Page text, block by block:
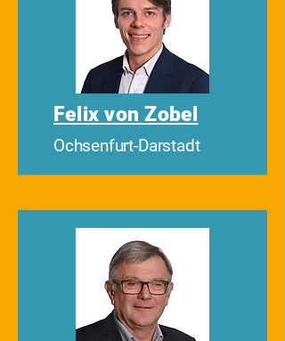
Felix von Zobel
Ochsenfurt-Darstadt